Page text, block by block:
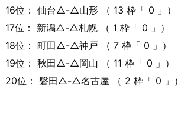
16位： 仙台△-△山形 （ 13 枠「 0 」）
17位： 新潟△-△札幌 （ 1 枠「 0 」）
18位： 町田△-△神戸 （ 7 枠「 0 」）
19位： 秋田△-△岡山 （ 11 枠「 0 」）
20位： 磐田△-△名古屋 （ 2 枠「 0 」）